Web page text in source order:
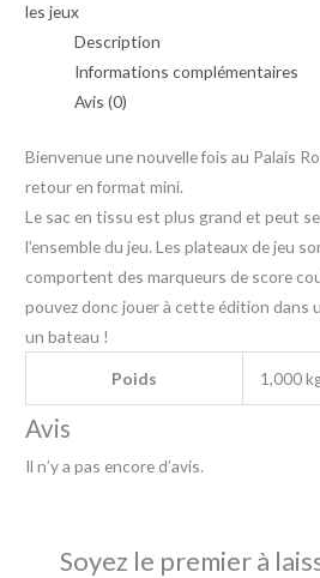
les jeux
Description
Informations complémentaires
Avis (0)
Bienvenue une nouvelle fois au Palais
retour en format mini.
Le sac en tissu est plus grand et peut
l’ensemble du jeu. Les plateaux de jeu
comportent des marqueurs de score
pouvez donc jouer à cette édition dans
un bateau !
Poids 1,000
Avis
Il n’y a pas encore d’avis.
Soyez le premier à